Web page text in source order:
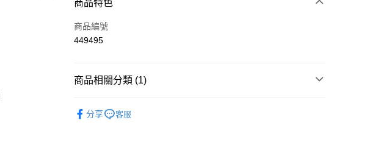
信用卡
商品特色
商品編號
449495
商品相關分類 (1)
分享
客服